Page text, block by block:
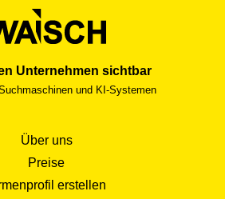
Unternehmen sichtbar
und KI-Systemen
Über uns
Preise
erstellen